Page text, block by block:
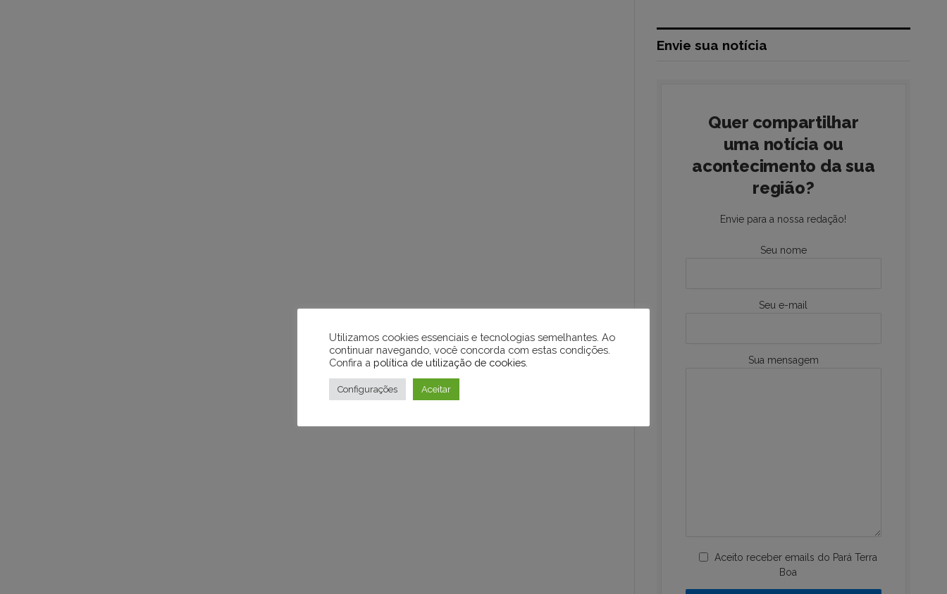
Envie sua notícia
Quer compartilhar
uma notícia ou
acontecimento da sua
região?
Envie para a nossa redação!
Seu nome
Seu e-mail
Sua mensagem
Aceito receber emails do Pará Terra
Boa
Utilizamos cookies essenciais e tecnologias semelhantes. Ao
continuar navegando, você concorda com estas condições.
Confira a política de utilização de cookies
Configurações Aceitar